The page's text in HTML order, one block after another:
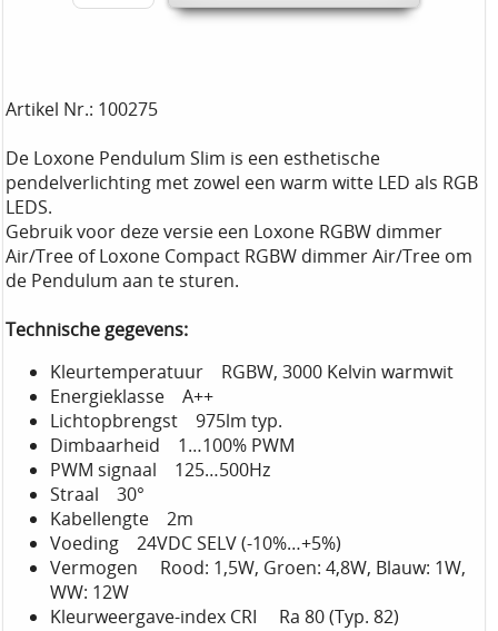
Artikel Nr.: 100275
De Loxone Pendulum Slim is een esthetische
pendelverlichting met zowel een warm witte LED als RGB
LEDS.
Gebruik voor deze versie een Loxone RGBW dimmer
Air/Tree of Loxone Compact RGBW dimmer Air/Tree om
de Pendulum aan te sturen.
Technische gegevens:
Kleurtemperatuur RGBW, 3000 Kelvin warmwit
Energieklasse A++
Lichtopbrengst 975lm typ.
Dimbaarheid 1…100% PWM
PWM signaal 125…500Hz
Straal 30°
Kabellengte 2m
Voeding 24VDC SELV (-10%…+5%)
Vermogen Rood: 1,5W, Groen: 4,8W, Blauw: 1W,
WW: 12W
Kleurweergave-index CRI Ra 80 (Typ. 82)